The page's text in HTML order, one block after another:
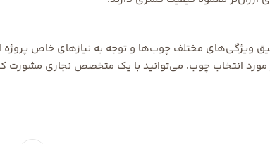
ویژگی‌های مختلف چوب‌ها و توجه به نیازهای خاص
مورد انتخاب چوب، می‌توانید با یک متخصص نجاری مشورت